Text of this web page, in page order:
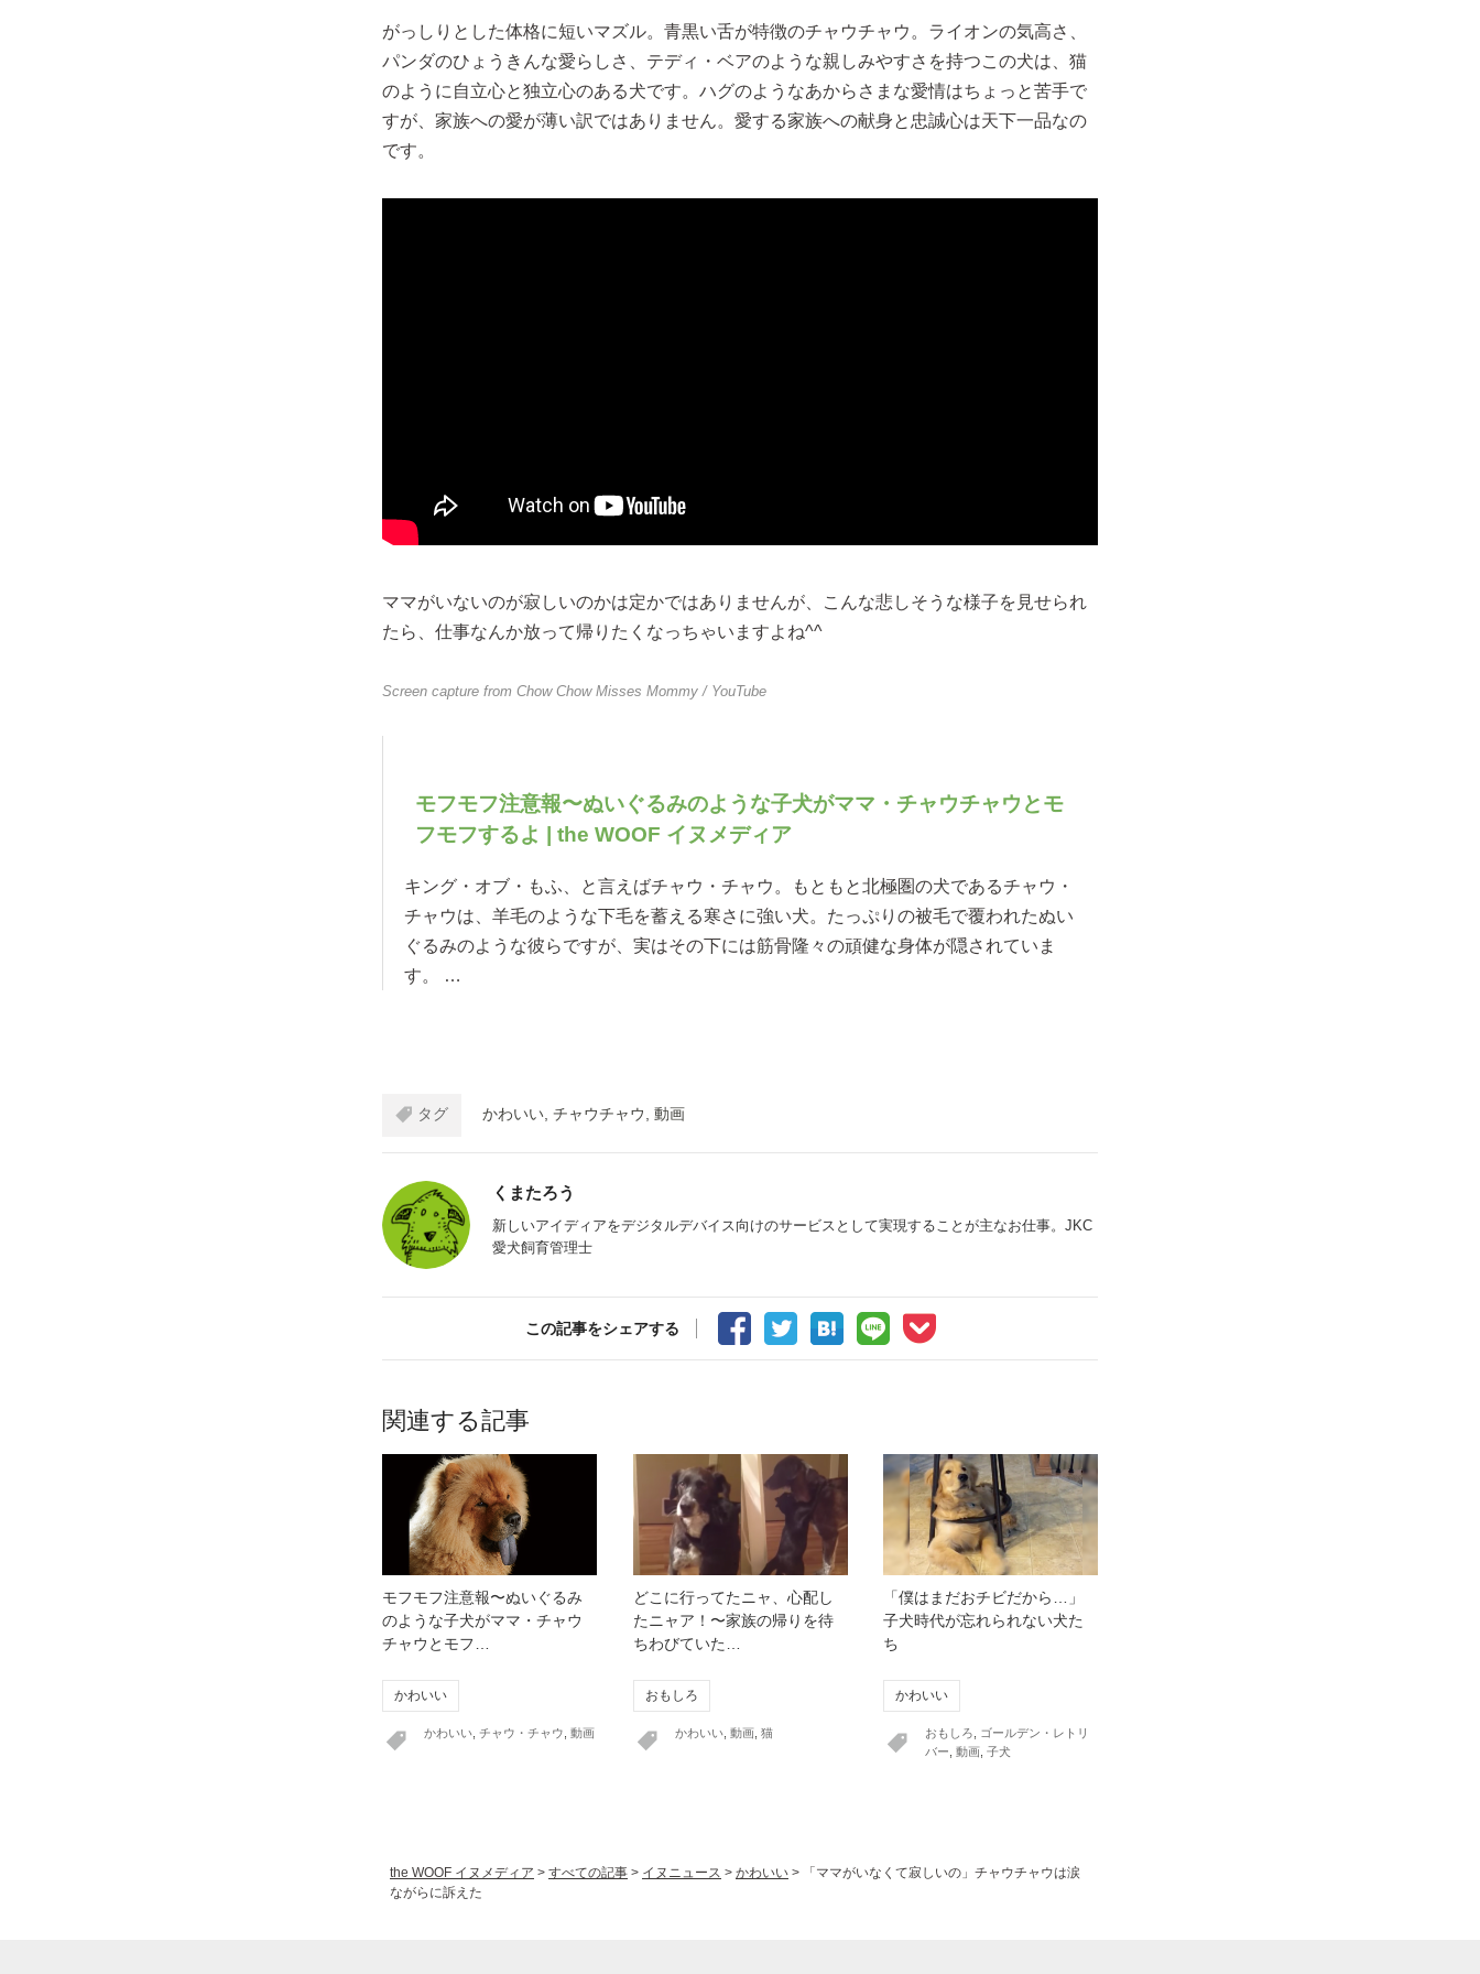
がっしりとした体格に短いマズル。青黒い舌が特徴のチャウチャウ。ライオンの気高さ、
パンダのひょうきんな愛らしさ、テディ・ベアのような親しみやすさを持つこの犬は、猫
のように自立心と独立心のある犬です。ハグのようなあからさまな愛情はちょっと苦手で
すが、家族への愛が薄い訳ではありません。愛する家族への献身と忠誠心は天下一品なの
です。
ママがいないのが寂しいのかは定かではありませんが、こんな悲しそうな様子を見せられ
たら、仕事なんか放って帰りたくなっちゃいますよね^^
Screen capture from Chow Chow Misses Mommy / YouTube
モフモフ注意報〜ぬいぐるみのような子犬がママ・チャウチャウとモ
フモフするよ | the WOOF イヌメディア
キング・オブ・もふ、と言えばチャウ・チャウ。もともと北極圏の犬であるチャウ・
チャウは、羊毛のような下毛を蓄える寒さに強い犬。たっぷりの被毛で覆われたぬい
ぐるみのような彼らですが、実はその下には筋骨隆々の頑健な身体が隠されていま
す。 …
タグ かわいい チャウチャウ 動画
くまたろう
新しいアイディアをデジタルデバイス向けのサービスとして実現することが主なお仕事。JKC
愛犬飼育管理士
この記事をシェアする
関連する記事
モフモフ注意報〜ぬいぐるみ
のような子犬がママ・チャウ
チャウとモフ…
かわいい
かわいい チャウ・チャウ 動画
どこに行ってたニャ、心配し
たニャア！〜家族の帰りを待
ちわびていた…
おもしろ
かわいい, 動画, 猫
「僕はまだおチビだから…」
子犬時代が忘れられない犬た
ち
かわいい
おもしろ
ゴールデン・レトリ
バー 動画 子犬
the WOOF イヌメディア > すべての記事 > イヌニュース > かわいい >
「ママがいなくて寂しいの」チャウチャウは涙
ながらに訴えた